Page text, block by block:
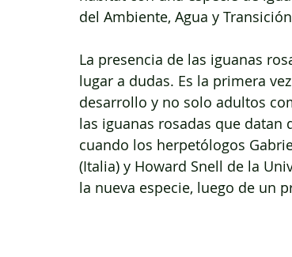
del Ambiente, Agua y
La presencia de las iguanas
lugar a dudas. Es la primera
desarrollo y no solo adultos
las iguanas rosadas que datan
cuando los herpetólogos
(Italia) y Howard Snell de la
la nueva especie, luego de un